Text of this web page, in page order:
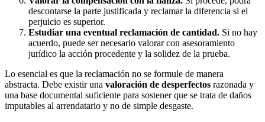
descontarse la parte justificada y reclamar la diferencia si el
perjuicio es superior.
Estudiar una eventual reclamación de cantidad. Si no hay
acuerdo, puede ser necesario valorar con asesoramiento
jurídico la acción procedente y la solidez de la prueba.
Lo esencial es que la reclamación no se formule de manera
abstracta. Debe existir una valoración de desperfectos razonada y
una base documental suficiente para sostener que se trata de daños
imputables al arrendatario y no de simple desgaste.